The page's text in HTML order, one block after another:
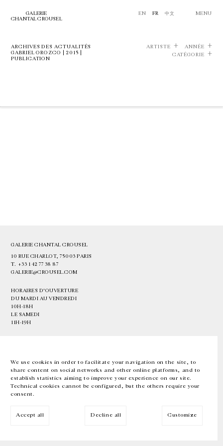
We use cookies in order to facilitate your navigation on the site, to
share content on social networks and other online platforms, and to
establish statistics aiming to improve your experience on our site.
Technical cookies cannot be configured, but the others require your
consent.
Accept all Decline all Customize
GALERIE
CHANTAL CROUSEL
EN FR 中文 MENU
ARCHIVES DES ACTUALITÉS
GABRIEL OROZCO | 2015 |
PUBLICATION
ARTISTE
ANNÉE
CATÉGORIE
GALERIE CHANTAL CROUSEL
10 RUE CHARLOT, 75003 PARIS
T. +33 1 42 77 38 87
GALERIE@CROUSEL.COM
HORAIRES D'OUVERTURE
DU MARDI AU VENDREDI
10H-18H
LE SAMEDI
11H-19H
EN FR 中文 Facebook Instagram
Inscrivez-vous à notre newsletter